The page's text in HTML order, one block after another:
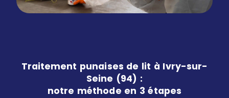
Traitement punaises de lit à Ivry-sur-
Seine (94) :
notre méthode en 3 étapes